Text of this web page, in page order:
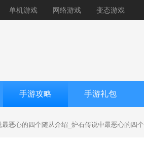
单机游戏 网络游戏 变态游戏
手游攻略 手游礼包
最恶心的四个随从介绍_炉石传说中最恶心的四